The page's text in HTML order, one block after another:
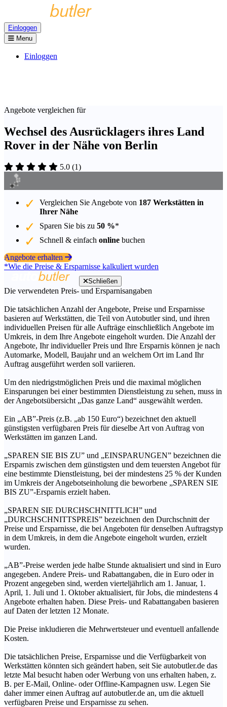
Einloggen
Menu
Einloggen
Angebote vergleichen für
Wechsel des Ausrücklagers ihres Land
Rover in der Nähe von Berlin
5.0 (1)
Vergleichen Sie Angebote von 187 Werkstätten in
Ihrer Nähe
Sparen Sie bis zu 50 %*
Schnell & einfach online buchen
Angebote erhalten
*Wie die Preise & Ersparnisse kalkuliert wurden
Schließen
Die verwendeten Preis- und Ersparnisangaben
Die tatsächlichen Anzahl der Angebote, Preise und Ersparnisse
basieren auf Werkstätten, die Teil von Autobutler sind, und ihren
individuellen Preisen für alle Aufträge einschließlich Angebote im
Umkreis, in dem Ihre Angebote eingeholt wurden. Die Anzahl der
Angebote, Ihr individueller Preis und Ihre Ersparnis können je nach
Automarke, Modell, Baujahr und an welchem Ort im Land Ihr
Auftrag ausgeführt werden soll variieren.
Um den niedrigstmöglichen Preis und die maximal möglichen
Einsparungen bei einer bestimmten Dienstleistung zu sehen, muss in
der Angebotsübersicht „Das ganze Land“ ausgewählt werden.
Ein „AB”-Preis (z.B. „ab 150 Euro“) bezeichnet den aktuell
günstigsten verfügbaren Preis für dieselbe Art von Auftrag von
Werkstätten im ganzen Land.
„SPAREN SIE BIS ZU” und „EINSPARUNGEN” bezeichnen die
Ersparnis zwischen dem günstigsten und dem teuersten Angebot für
eine bestimmte Dienstleistung, bei der mindestens 25 % der Kunden
im Umkreis der Angebotseinholung die beworbene „SPAREN SIE
BIS ZU”-Ersparnis erzielt haben.
„SPAREN SIE DURCHSCHNITTLICH” und
„DURCHSCHNITTSPREIS” bezeichnen den Durchschnitt der
Preise und Ersparnisse, die bei Angeboten für denselben Auftragstyp
in dem Umkreis, in dem die Angebote eingeholt wurden, erzielt
wurden.
„AB”-Preise werden jede halbe Stunde aktualisiert und sind in Euro
angegeben. Andere Preis- und Rabattangaben, die in Euro oder in
Prozent angegeben sind, werden vierteljährlich am 1. Januar, 1.
April, 1. Juli und 1. Oktober aktualisiert, für Jobs, die mindestens 4
Angebote erhalten haben. Diese Preis- und Rabattangaben basieren
auf Daten der letzten 12 Monate.
Die Preise inkludieren die Mehrwertsteuer und eventuell anfallende
Kosten.
Die tatsächlichen Preise, Ersparnisse und die Verfügbarkeit von
Werkstätten könnten sich geändert haben, seit Sie autobutler.de das
letzte Mal besucht haben oder Werbung von uns erhalten haben, z.
B. per E-Mail, Online- oder Offline-Kampagnen usw. Legen Sie
daher immer einen Auftrag auf autobutler.de an, um die aktuell
verfügbaren Preise und Ersparnisse zu sehen.